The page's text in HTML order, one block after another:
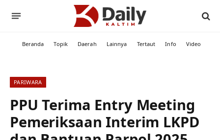
Beranda Topik Daerah Lainnya Tertaut Info Video
PARIWARA
PPU Terima Entry Meeting
Pemeriksaan Interim LKPD